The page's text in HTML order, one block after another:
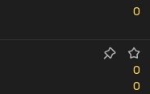
0
0
0
0
0